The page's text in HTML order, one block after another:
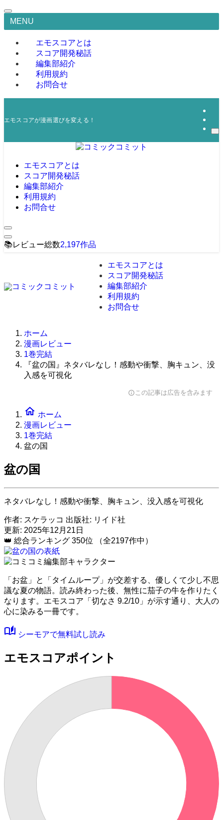
MENU
エモスコアとは
スコア開発秘話
編集部紹介
利用規約
お問合せ
エモスコアが漫画選びを変える！
エモスコアとは
スコア開発秘話
編集部紹介
利用規約
お問合せ
📚レビュー総数2,197作品
エモスコアとは
スコア開発秘話
編集部紹介
利用規約
お問合せ
ホーム
漫画レビュー
1巻完結
『盆の国』ネタバレなし！感動や衝撃、胸キュン、没
入感を可視化
infoこの記事は広告を含みます
home ホーム
漫画レビュー
1巻完結
盆の国
盆の国
ネタバレなし！感動や衝撃、胸キュン、没入感を可視化
作者: スケラッコ 出版社: リイド社
更新: 2025年12月21日
👑 総合ランキング 350位 （全2197作中）
「お盆」と「タイムループ」が交差する、優しくて少し不思
議な夏の物語。読み終わった後、無性に茄子の牛を作りたく
なります。 エモスコア「切なさ 9.2/10」 が示す通り、大人の
心に染みる一冊です。
auto_stories シーモアで無料試し読み
エモスコアポイント